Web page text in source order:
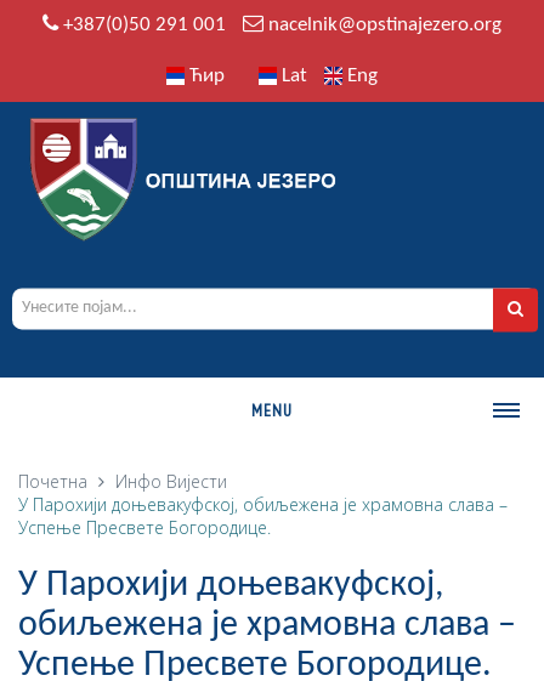
+387(0)50 291 001 nacelnik@opstinajezero.org
Ћир Lat Eng
MENU
О ОПШТИНИ
Историја
Географија
Насељена мјеста
Почетна Инфо Вијести
У Парохији доњевакуфској, обиљежена је храмовна слава –
Успење Пресвете Богородице.
У Парохији доњевакуфској,
обиљежена је храмовна слава –
Успење Пресвете Богородице.